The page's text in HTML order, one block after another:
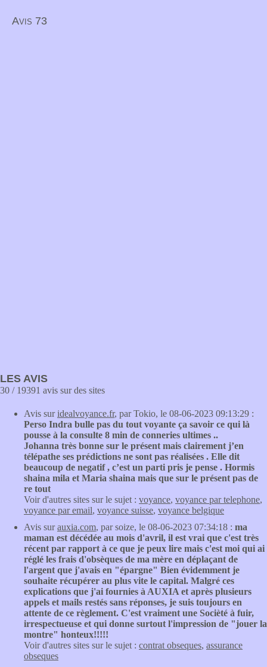
Avis 73
LES AVIS
30 / 19391 avis sur des sites
Avis suridealvoyance.fr, par Tokio, le 08-06-2023 09:13:29 :
Perso Indra bulle pas du tout voyante ça savoir ce qui là
pousse à la consulte 8 min de conneries ultimes ..
Johanna très bonne sur le présent mais clairement j’en
télépathe ses prédictions ne sont pas réalisées . Elle dit
beaucoup de negatif , c’est un parti pris je pense . Hormis
shaina mila et Maria shaina mais que sur le présent pas de
re tout
Voir d'autres sites sur le sujet : voyance, voyance par telephone,
voyance par email, voyance suisse, voyance belgique
Avis surauxia.com, par soize, le 08-06-2023 07:34:18 : ma
maman est décédée au mois d'avril, il est vrai que c'est très
récent par rapport à ce que je peux lire mais c'est moi qui ai
réglé les frais d'obsèques de ma mère en déplaçant de
l'argent que j'avais en "épargne" Bien évidemment je
souhaite récupérer au plus vite le capital. Malgré ces
explications que j'ai fournies à AUXIA et après plusieurs
appels et mails restés sans réponses, je suis toujours en
attente de ce règlement. C'est vraiment une Socièté à fuir,
irrespectueuse et qui donne surtout l'impression de "jouer la
montre" honteux!!!!!
Voir d'autres sites sur le sujet : contrat obseques, assurance
obseques